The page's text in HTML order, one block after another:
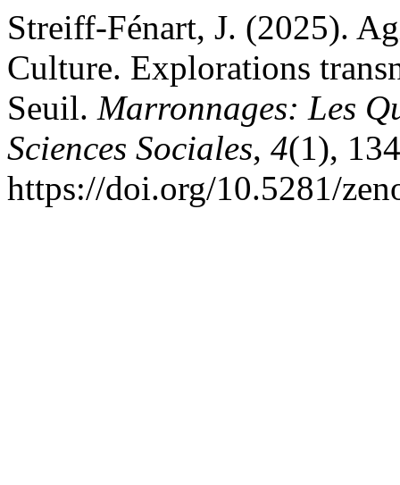
Streiff-Fénart, J. (2025).
Culture. Explorations
Seuil. Marronnages: Les
Sciences Sociales, 4(1),
https://doi.org/10.5281/